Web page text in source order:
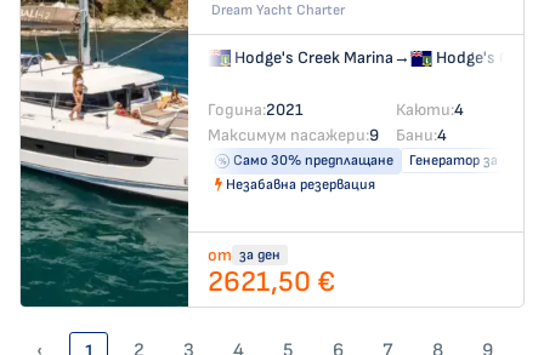
Dream Yacht Charter
Hodge's Creek Marina→ Hodge's
Година:2021 Каюти:4
Максимум пасажери:9 Бани:4
Само 30% предплащане
Генератор за ток
Незабавна резервация
от за ден
2621,50 €